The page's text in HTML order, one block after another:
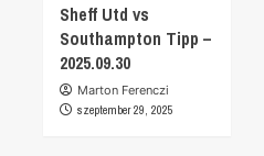
Sheff Utd vs
Southampton Tipp –
2025.09.30
Marton Ferenczi
szeptember 29, 2025